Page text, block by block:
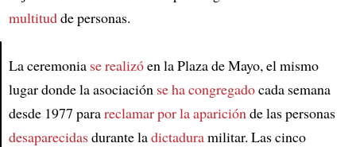
Article
multitudde personas.
La ceremonia se realizóen la Plaza de Mayo, el mismo
lugar donde la asociación se ha congregadocada semana
desde 1977 parareclamar por la aparición de las personas
desaparecidasdurante ladictaduramilitar. Las cinco